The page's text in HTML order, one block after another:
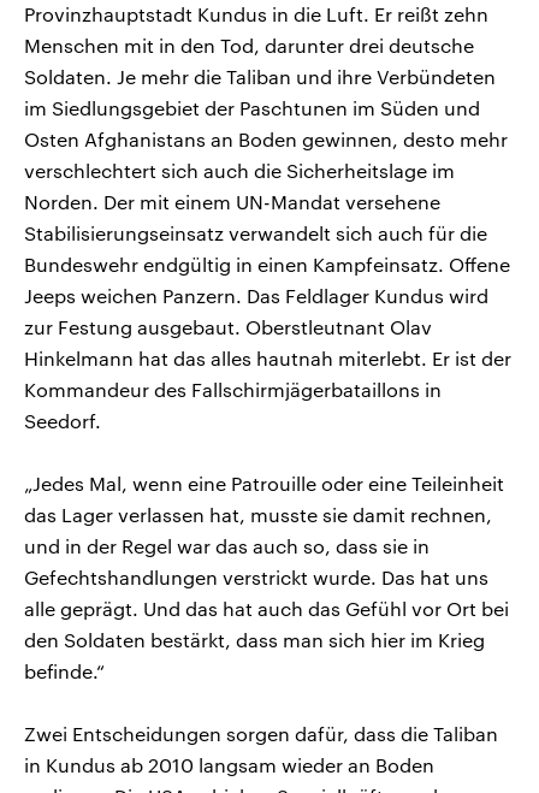
Provinzhauptstadt Kundus in die Luft. Er reißt zehn
Menschen mit in den Tod, darunter drei deutsche
Soldaten. Je mehr die Taliban und ihre Verbündeten
im Siedlungsgebiet der Paschtunen im Süden und
Osten Afghanistans an Boden gewinnen, desto mehr
verschlechtert sich auch die Sicherheitslage im
Norden. Der mit einem UN-Mandat versehene
Stabilisierungseinsatz verwandelt sich auch für die
Bundeswehr endgültig in einen Kampfeinsatz. Offene
Jeeps weichen Panzern. Das Feldlager Kundus wird
zur Festung ausgebaut. Oberstleutnant Olav
Hinkelmann hat das alles hautnah miterlebt. Er ist der
Kommandeur des Fallschirmjägerbataillons in
Seedorf.
„Jedes Mal, wenn eine Patrouille oder eine Teileinheit
das Lager verlassen hat, musste sie damit rechnen,
und in der Regel war das auch so, dass sie in
Gefechtshandlungen verstrickt wurde. Das hat uns
alle geprägt. Und das hat auch das Gefühl vor Ort bei
den Soldaten bestärkt, dass man sich hier im Krieg
befinde.“
Zwei Entscheidungen sorgen dafür, dass die Taliban
in Kundus ab 2010 langsam wieder an Boden